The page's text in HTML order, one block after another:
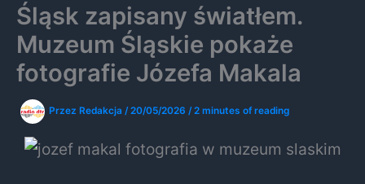
Śląsk zapisany światłem.
Muzeum Śląskie pokaże
fotografie Józefa Makala
Przez Redakcja /20/05/2026 /2 minutes of reading